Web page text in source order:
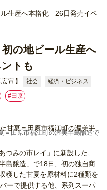
ル生産へ本格化 26日発売イベ
初の地ビール生産へ
トも
宣】 社会 経済・ビジネス
#⽥原
＝田原市福江町の渥美半島醸造で
みの市レイ」に新設した、
島醸造」で18日、初の独自商
穫した甘夏を原材料に2種類を
ーで提供する他、系列スーパ